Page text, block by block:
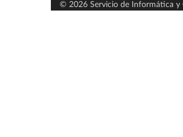
© 2026 Servicio de Informática y